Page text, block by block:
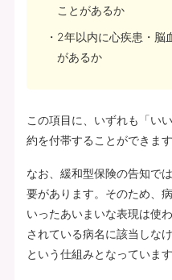
ことがあるか
2年以内に心疾患・脳
があるか
この項目に、いずれも「い
約を付帯することができます
なお、緩和型保険の告知で
要があります。そのため、
いったあいまいな表現は使
されている病名に該当しな
という仕組みとなっています